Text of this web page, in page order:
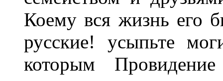
Коему вся жизнь его
русские! усыпьте
которым